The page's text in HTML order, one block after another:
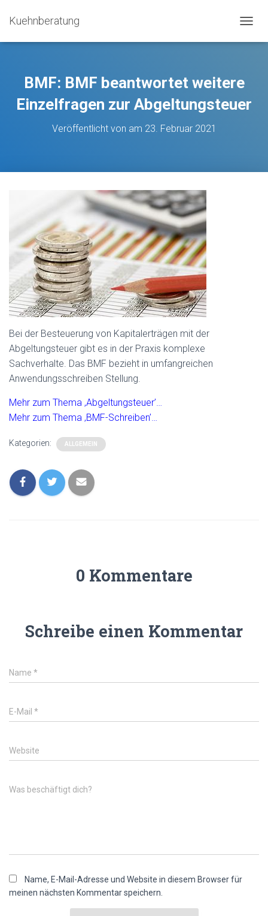
Kuehnberatung
A
I
BMF: BMF beantwortet weitere
Einzelfragen zur Abgeltungsteuer
Veröffentlicht von am 23. Februar 2021
Bei der Besteuerung von Kapitalerträgen mit der
Abgeltungsteuer gibt es in der Praxis komplexe
Sachverhalte. Das BMF bezieht in umfangreichen
Anwendungsschreiben Stellung.
Mehr zum Thema ‚Abgeltungsteuer’…
Mehr zum Thema ‚BMF-Schreiben’…
Kategorien: ALLGEMEIN
0 Kommentare
Schreibe einen Kommentar
Name *
E-Mail *
Website
Was beschäftigt dich?
Name, E-Mail-Adresse und Website in diesem Browser für
meinen nächsten Kommentar speichern.